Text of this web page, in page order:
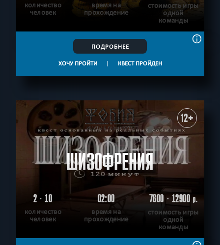
количество
человек
время на
прохождение
стоимость игры
одной
команды
ПОДРОБНЕЕ
ХОЧУ ПРОЙТИ | КВЕСТ ПРОЙДЕН
12+
ШИЗОФРЕНИЯ
2 - 10
количество
человек
02:00
время на
прохождение
7600 - 12900р.
стоимость игры
одной
команды